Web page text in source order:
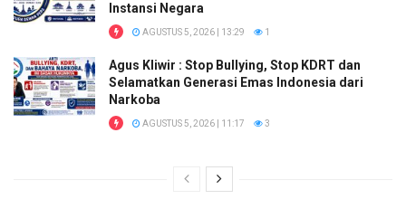
Instansi Negara
AGUSTUS 5, 2026 | 13:29 1
Agus Kliwir : Stop Bullying, Stop KDRT dan
Selamatkan Generasi Emas Indonesia dari
Narkoba
AGUSTUS 5, 2026 | 11:17 3